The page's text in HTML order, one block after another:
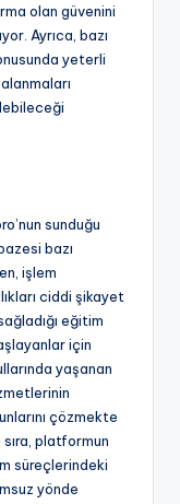
olan güvenini
Ayrıca, bazı
yeterli
sunduğu
bazı
işlem
ciddi şikayet
eğitim
için
yaşanan
çözmekte
sıra, platformun
süreçlerindeki
yönde